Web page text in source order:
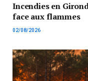
Incendies en
face aux flammes
02/08/2026